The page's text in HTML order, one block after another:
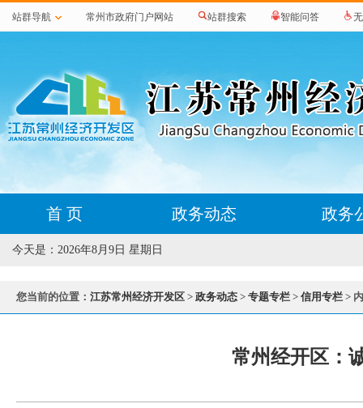
站群导航 常州市政府门户网站 站群搜索 智能问答
首 页 政务动态 政务
今天是： 2026年8月9日 星期日
您当前的位置： 江苏常州经济开发区 > 政务动态 > 专题专栏 > 信用专栏 >
常州经开区：